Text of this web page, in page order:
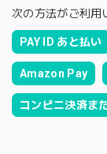
次の方法がご利用
PAY ID あと払い
Amazon Pay
コンビニ決済ま